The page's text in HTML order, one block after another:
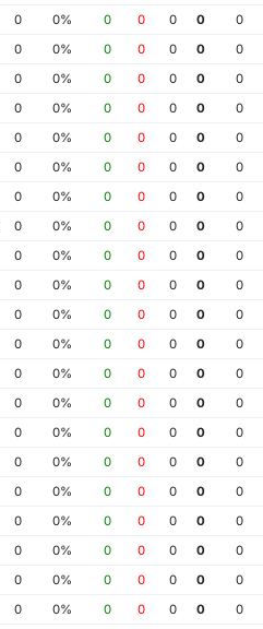
0 0% 0 0 0 0
0
0 0% 0 0 0 0
0
0 0% 0 0 0 0
0
0 0% 0 0 0 0
0
0 0% 0 0 0 0
0
0 0% 0 0 0 0
0
0 0% 0 0 0 0
0
0 0% 0 0 0 0
0
0 0% 0 0 0 0
0
0 0% 0 0 0 0
0
0 0% 0 0 0 0
0
0 0% 0 0 0 0
0
0 0% 0 0 0 0
0
0 0% 0 0 0 0
0
0 0% 0 0 0 0
0
0 0% 0 0 0 0
0
0 0% 0 0 0 0
0
0 0% 0 0 0 0
0
0 0% 0 0 0 0
0
0 0% 0 0 0 0
0
0 0% 0 0 0 0
0